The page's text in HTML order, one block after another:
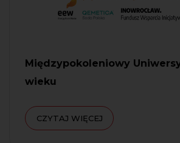
Międzypokoleniowy
wieku
CZYTAJ WIĘCEJ